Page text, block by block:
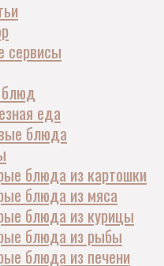
сервисы
еда
блюда
блюда из картошки
блюда из мяса
блюда из курицы
блюда из рыбы
блюда из печени